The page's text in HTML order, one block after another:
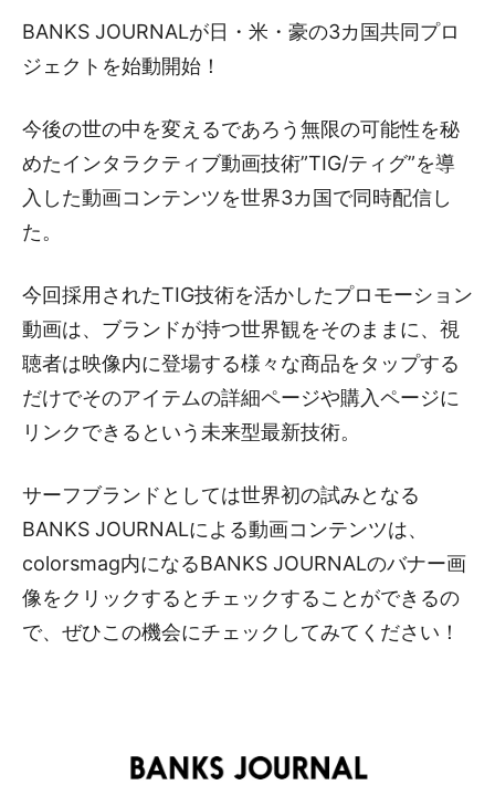
BANKS JOURNALが日・米・豪の3カ国共同プロ
ジェクトを始動開始！
今後の世の中を変えるであろう無限の可能性を秘
めたインタラクティブ動画技術”TIG/ティグ”を導
入した動画コンテンツを世界3カ国で同時配信し
た。
今回採用されたTIG技術を活かしたプロモーション
動画は、ブランドが持つ世界観をそのままに、視
聴者は映像内に登場する様々な商品をタップする
だけでそのアイテムの詳細ページや購入ページに
リンクできるという未来型最新技術。
サーフブランドとしては世界初の試みとなる
BANKS JOURNALによる動画コンテンツは、
colorsmag内になるBANKS JOURNALのバナー画
像をクリックするとチェックすることができるの
で、ぜひこの機会にチェックしてみてください！